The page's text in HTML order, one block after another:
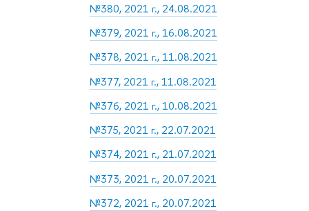
№380, 2021 г., 24.08.2021
№379, 2021 г., 16.08.2021
№378, 2021 г., 11.08.2021
№377, 2021 г., 11.08.2021
№376, 2021 г., 10.08.2021
№375, 2021 г., 22.07.2021
№374, 2021 г., 21.07.2021
№373, 2021 г., 20.07.2021
№372, 2021 г., 20.07.2021